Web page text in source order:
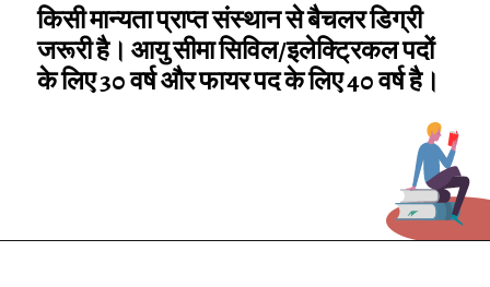
किसी मान्यता प्राप्त संस्थान से बैचलर डिग्री
जरूरी है। आयु सीमा सिविल/इलेक्ट्रिकल पदों
के लिए 30 वर्ष और फायर पद के लिए 40 वर्ष है।